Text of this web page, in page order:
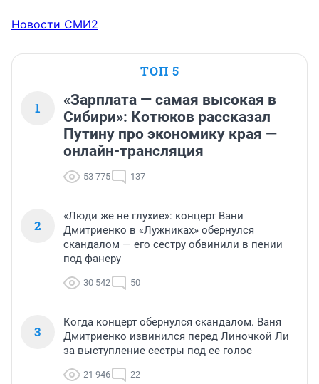
Новости СМИ2
ТОП 5
1
«Зарплата — самая высокая в
Сибири»: Котюков рассказал
Путину про экономику края —
онлайн-трансляция
53 775 137
2
«Люди же не глухие»: концерт Вани
Дмитриенко в «Лужниках» обернулся
скандалом — его сестру обвинили в пении
под фанеру
30 542 50
3
Когда концерт обернулся скандалом. Ваня
Дмитриенко извинился перед Линочкой Ли
за выступление сестры под ее голос
21 946 22